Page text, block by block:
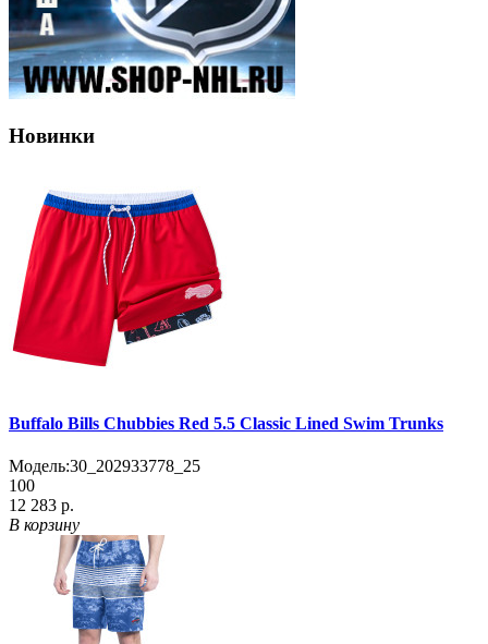
Новинки
Buffalo Bills Chubbies Red 5.5 Classic Lined Swim Trunks
Модель:30_202933778_25
100
12 283 р.
В корзину